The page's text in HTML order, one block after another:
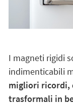
I magneti rigidi
indimenticabili
migliori ricordi,
trasformali in